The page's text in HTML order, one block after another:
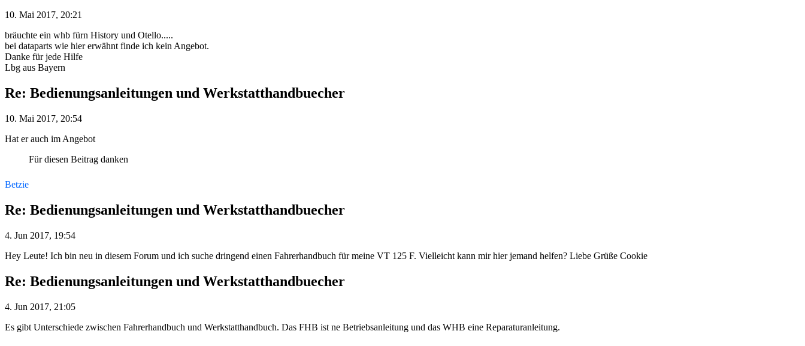
10. Mai 2017, 20:21
bräuchte ein whb fürn History und Otello.....
bei dataparts wie hier erwähnt finde ich kein Angebot.
Danke für jede Hilfe
Lbg aus Bayern
Re: Bedienungsanleitungen und Werkstatthandbuecher
10. Mai 2017, 20:54
Hat er auch im Angebot
Für diesen Beitrag danken
Betzie
Re: Bedienungsanleitungen und Werkstatthandbuecher
4. Jun 2017, 19:54
Hey Leute! Ich bin neu in diesem Forum und ich suche dringend einen Fahrerhandbuch für meine VT 125 F. Vielleicht kann mir hier jemand helfen? Liebe Grüße Cookie
Re: Bedienungsanleitungen und Werkstatthandbuecher
4. Jun 2017, 21:05
Es gibt Unterschiede zwischen Fahrerhandbuch und Werkstatthandbuch. Das FHB ist ne Betriebsanleitung und das WHB eine Reparaturanleitung.